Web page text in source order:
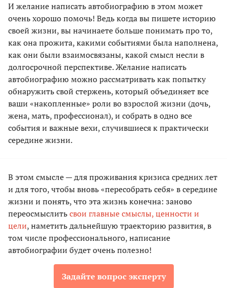
И желание написать автобиографию в этом может
очень хорошо помочь! Ведь когда вы пишете историю
своей жизни, вы начинаете больше понимать про то,
как она прожита, какими событиями была наполнена,
как они были взаимосвязаны, какой смысл несли в
долгосрочной перспективе. Желание написать
автобиографию можно рассматривать как попытку
обнаружить свой стержень, который объединяет все
ваши «накопленные» роли во взрослой жизни (дочь,
жена, мать, профессионал), и собрать в одно все
события и важные вехи, случившиеся к практически
середине жизни.
В этом смысле — для проживания кризиса средних лет
и для того, чтобы вновь «пересобрать себя» в середине
жизни и понять, что эта жизнь конечна: заново
переосмыслитьсвои главные смыслы, ценности и
цели, наметить дальнейшую траекторию развития, в
том числе профессионального, написание
автобиографии будет очень полезно!
Задайте вопрос эксперту